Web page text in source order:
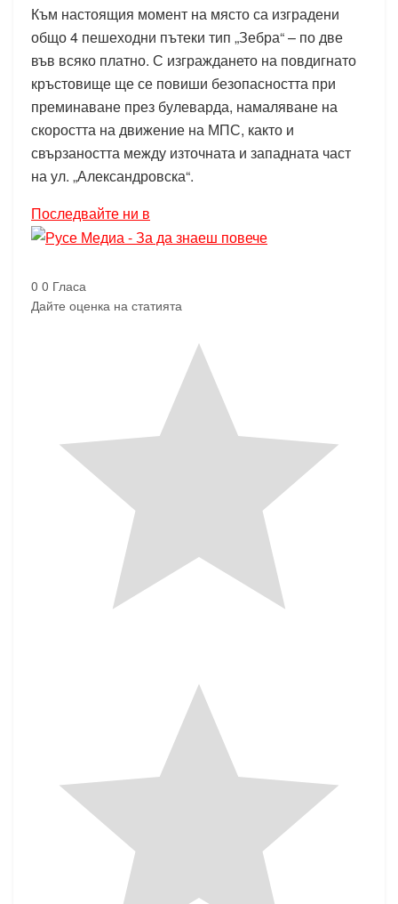
Към настоящия момент на място са изградени
общо 4 пешеходни пътеки тип „Зебра“ – по две
във всяко платно. С изграждането на повдигнато
кръстовище ще се повиши безопасността при
преминаване през булеварда, намаляване на
скоростта на движение на МПС, както и
свързаността между източната и западната част
на ул. „Александровска“.
Последвайте ни в
0 0 Гласа
Дайте оценка на статията